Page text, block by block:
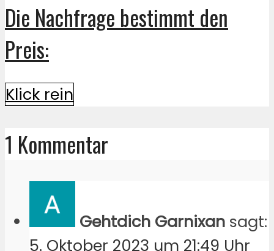
Die Nachfrage bestimmt den
Preis:
Klick rein
1 Kommentar
Gehtdich Garnixan sagt:
5. Oktober 2023 um 21:49 Uhr